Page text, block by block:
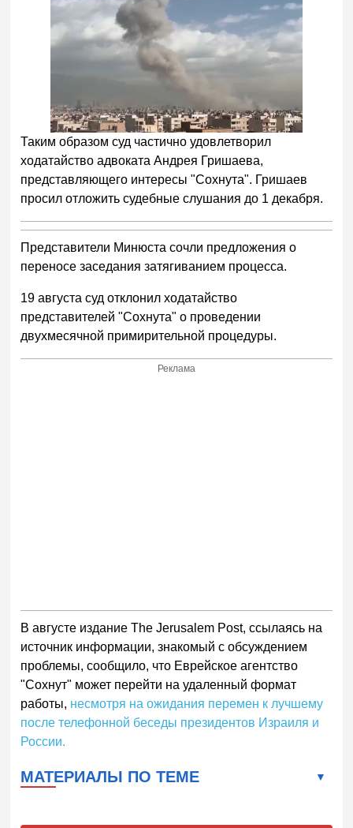
Таким образом суд частично удовлетворил
ходатайство адвоката Андрея Гришаева,
представляющего интересы "Сохнута". Гришаев
просил отложить судебные слушания до 1 декабря.
Представители Минюста сочли предложения о
переносе заседания затягиванием процесса.
19 августа суд отклонил ходатайство
представителей "Сохнута" о проведении
двухмесячной примирительной процедуры.
Реклама
В августе издание The Jerusalem Post, ссылаясь на
источник информации, знакомый с обсуждением
проблемы, сообщило, что Еврейское агентство
"Сохнут" может перейти на удаленный формат
работы, несмотря на ожидания перемен к лучшему
после телефонной беседы президентов Израиля и
России.
МАТЕРИАЛЫ ПО ТЕМЕ